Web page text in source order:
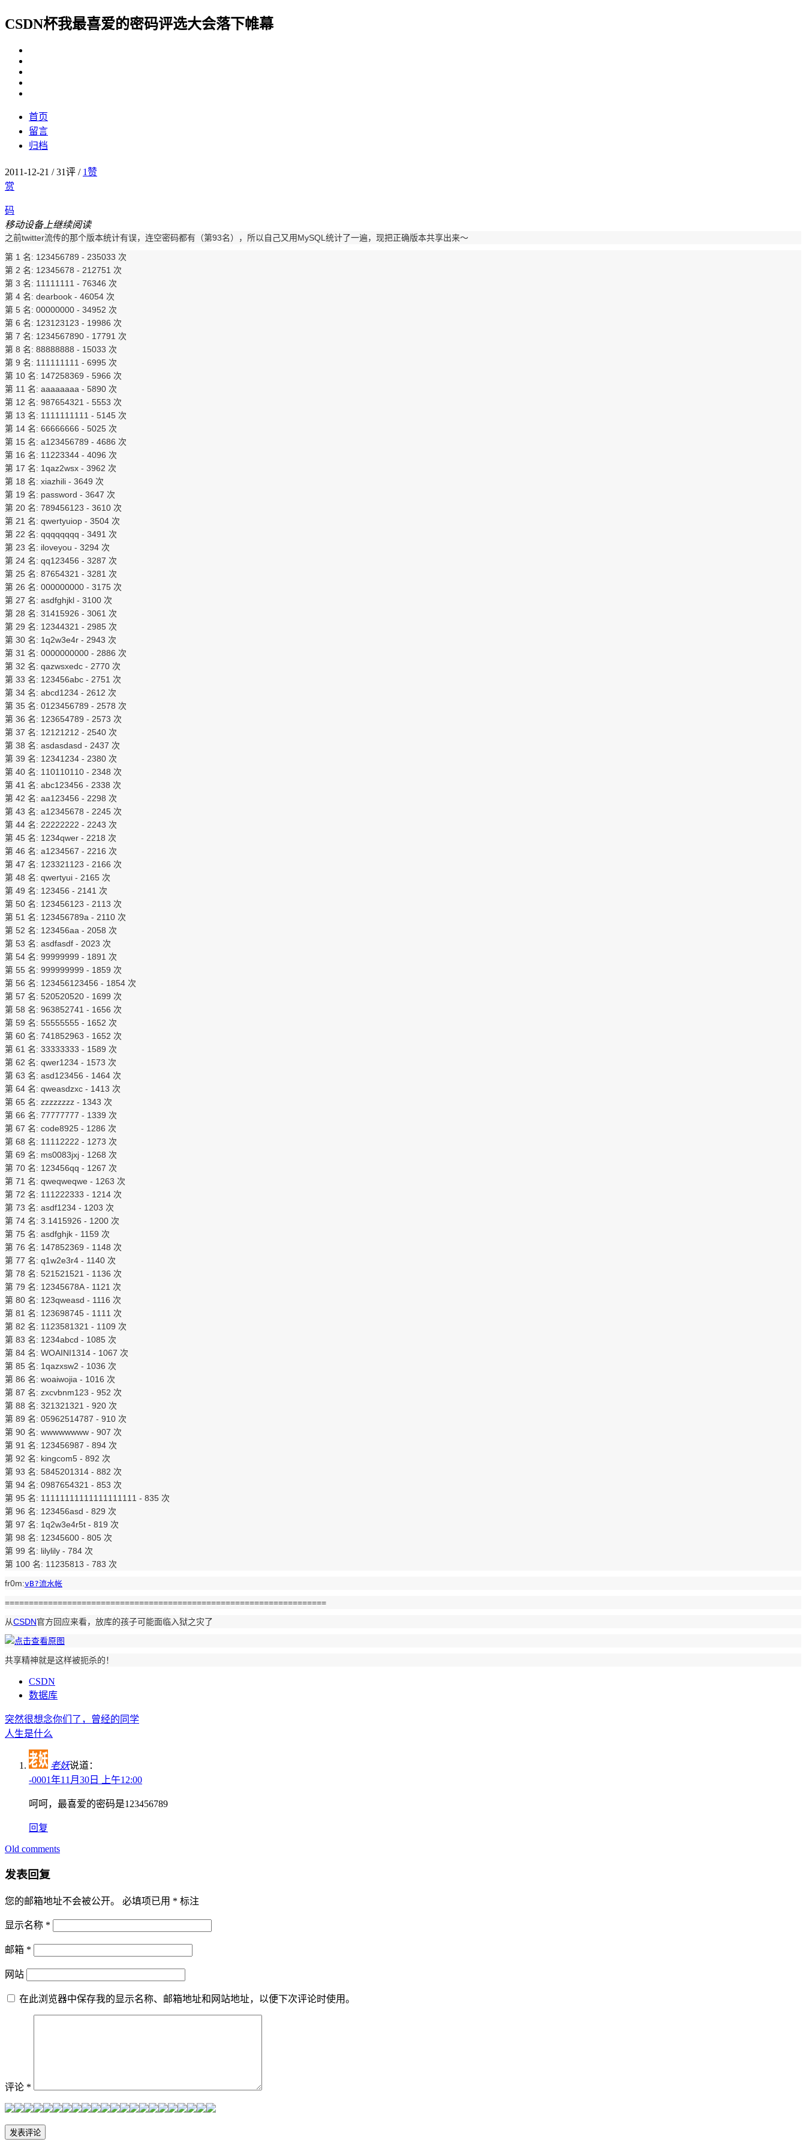
CSDN杯我最喜爱的密码评选大会落下帷幕
首页
留言
归档
2011-12-21 /31评 / 1赞
赏
码
移动设备上继续阅读
之前twitter流传的那个版本统计有误，连空密码都有（第93名），所以自己又用MySQL统计了一遍，现把正确版本共享出来～
第 1 名: 123456789 - 235033 次
第 2 名: 12345678 - 212751 次
第 3 名: 11111111 - 76346 次
第 4 名: dearbook - 46054 次
第 5 名: 00000000 - 34952 次
第 6 名: 123123123 - 19986 次
第 7 名: 1234567890 - 17791 次
第 8 名: 88888888 - 15033 次
第 9 名: 111111111 - 6995 次
第 10 名: 147258369 - 5966 次
第 11 名: aaaaaaaa - 5890 次
第 12 名: 987654321 - 5553 次
第 13 名: 1111111111 - 5145 次
第 14 名: 66666666 - 5025 次
第 15 名: a123456789 - 4686 次
第 16 名: 11223344 - 4096 次
第 17 名: 1qaz2wsx - 3962 次
第 18 名: xiazhili - 3649 次
第 19 名: password - 3647 次
第 20 名: 789456123 - 3610 次
第 21 名: qwertyuiop - 3504 次
第 22 名: qqqqqqqq - 3491 次
第 23 名: iloveyou - 3294 次
第 24 名: qq123456 - 3287 次
第 25 名: 87654321 - 3281 次
第 26 名: 000000000 - 3175 次
第 27 名: asdfghjkl - 3100 次
第 28 名: 31415926 - 3061 次
第 29 名: 12344321 - 2985 次
第 30 名: 1q2w3e4r - 2943 次
第 31 名: 0000000000 - 2886 次
第 32 名: qazwsxedc - 2770 次
第 33 名: 123456abc - 2751 次
第 34 名: abcd1234 - 2612 次
第 35 名: 0123456789 - 2578 次
第 36 名: 123654789 - 2573 次
第 37 名: 12121212 - 2540 次
第 38 名: asdasdasd - 2437 次
第 39 名: 12341234 - 2380 次
第 40 名: 110110110 - 2348 次
第 41 名: abc123456 - 2338 次
第 42 名: aa123456 - 2298 次
第 43 名: a12345678 - 2245 次
第 44 名: 22222222 - 2243 次
第 45 名: 1234qwer - 2218 次
第 46 名: a1234567 - 2216 次
第 47 名: 123321123 - 2166 次
第 48 名: qwertyui - 2165 次
第 49 名: 123456 - 2141 次
第 50 名: 123456123 - 2113 次
第 51 名: 123456789a - 2110 次
第 52 名: 123456aa - 2058 次
第 53 名: asdfasdf - 2023 次
第 54 名: 99999999 - 1891 次
第 55 名: 999999999 - 1859 次
第 56 名: 123456123456 - 1854 次
第 57 名: 520520520 - 1699 次
第 58 名: 963852741 - 1656 次
第 59 名: 55555555 - 1652 次
第 60 名: 741852963 - 1652 次
第 61 名: 33333333 - 1589 次
第 62 名: qwer1234 - 1573 次
第 63 名: asd123456 - 1464 次
第 64 名: qweasdzxc - 1413 次
第 65 名: zzzzzzzz - 1343 次
第 66 名: 77777777 - 1339 次
第 67 名: code8925 - 1286 次
第 68 名: 11112222 - 1273 次
第 69 名: ms0083jxj - 1268 次
第 70 名: 123456qq - 1267 次
第 71 名: qweqweqwe - 1263 次
第 72 名: 111222333 - 1214 次
第 73 名: asdf1234 - 1203 次
第 74 名: 3.1415926 - 1200 次
第 75 名: asdfghjk - 1159 次
第 76 名: 147852369 - 1148 次
第 77 名: q1w2e3r4 - 1140 次
第 78 名: 521521521 - 1136 次
第 79 名: 12345678A - 1121 次
第 80 名: 123qweasd - 1116 次
第 81 名: 123698745 - 1111 次
第 82 名: 1123581321 - 1109 次
第 83 名: 1234abcd - 1085 次
第 84 名: WOAINI1314 - 1067 次
第 85 名: 1qazxsw2 - 1036 次
第 86 名: woaiwojia - 1016 次
第 87 名: zxcvbnm123 - 952 次
第 88 名: 321321321 - 920 次
第 89 名: 05962514787 - 910 次
第 90 名: wwwwwwww - 907 次
第 91 名: 123456987 - 894 次
第 92 名: kingcom5 - 892 次
第 93 名: 5845201314 - 882 次
第 94 名: 0987654321 - 853 次
第 95 名: 11111111111111111111 - 835 次
第 96 名: 123456asd - 829 次
第 97 名: 1q2w3e4r5t - 819 次
第 98 名: 12345600 - 805 次
第 99 名: lilylily - 784 次
第 100 名: 11235813 - 783 次
fr0m:vB?流水帐
===================================================================
从CSDN官方回应来看，放库的孩子可能面临入狱之灾了
共享精神就是这样被扼杀的！
CSDN
数据库
突然很想念你们了，曾经的同学
人生是什么
老妖说道：
-0001年11月30日 上午12:00
呵呵，最喜爱的密码是123456789
回复
评
论
导
航
Old comments
发表回复
您的邮箱地址不会被公开。 必填项已用 * 标注
显示名称 *
邮箱 *
网站
在此浏览器中保存我的显示名称、邮箱地址和网站地址，以便下次评论时使用。
评论 *